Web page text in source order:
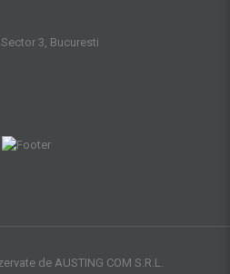
3, Bucuresti
de AUSTING COM S.R.L.